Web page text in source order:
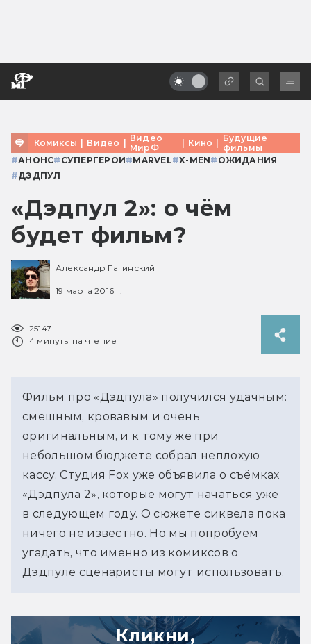
Комиксы | Видео | Видео
МирФ
| Кино | Будущие
фильмы
#АНОНС# СУПЕРГЕРОИ#MARVEL#X-MEN# ОЖИДАНИЯ
#ДЭДПУЛ
«Дэдпул 2»: о чём
будет фильм?
Александр Гагинский
19 марта 2016 г.
25147
4 минуты на чтение
Фильм про «Дэдпула» получился удачным:
смешным, кровавым и очень
оригинальным, и к тому же при
небольшом бюджете собрал неплохую
кассу. Студия Fox уже объявила о съёмках
«Дэдпула 2», которые могут начаться уже
в следующем году. О сюжете сиквела пока
ничего не известно. Но мы попробуем
угадать, что именно из комиксов о
Дэдпуле сценаристы могут использовать.
Кликни,